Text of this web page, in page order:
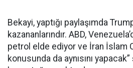
Bekayi, yaptığı paylaşımda
kazananlarındır. ABD,
petrol elde ediyor ve İran İslam
konusunda da aynısını